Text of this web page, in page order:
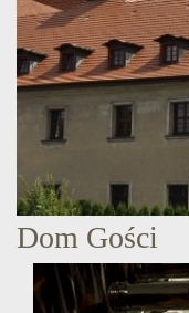
Dom Gości